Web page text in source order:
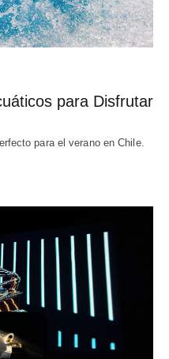
para Disfrutar
para el verano en Chile.